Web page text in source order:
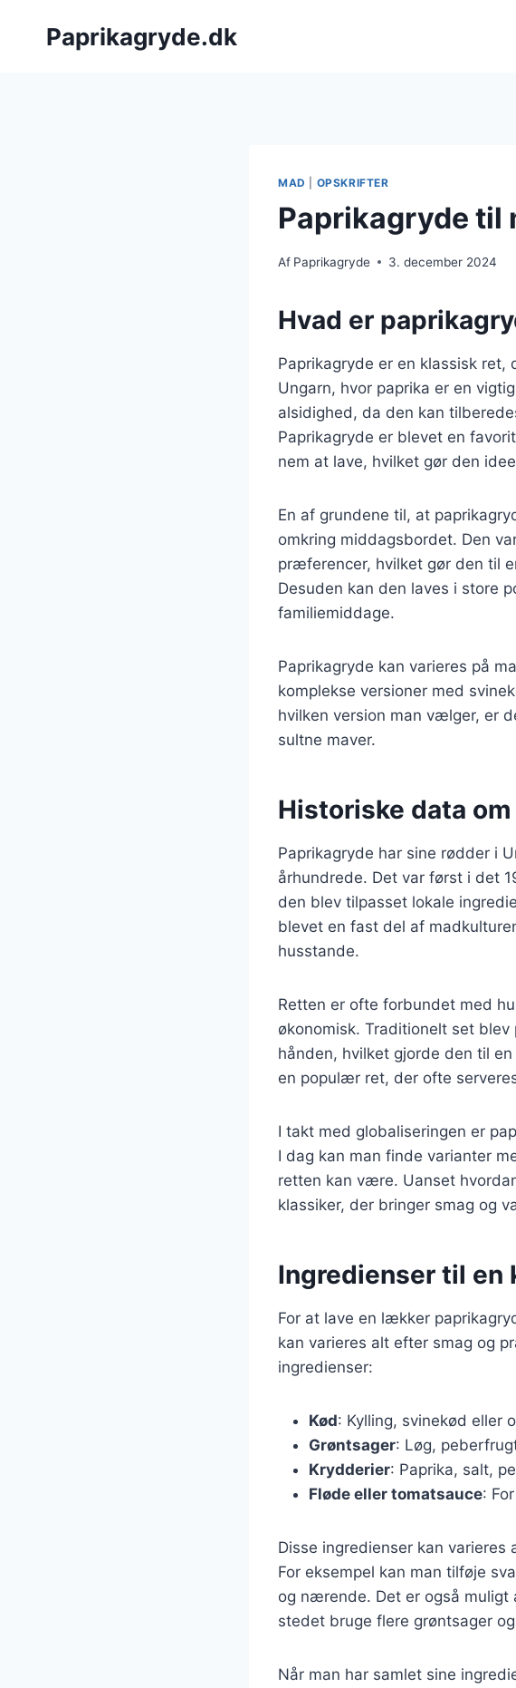
Paprikagryde.dk
MAD OPSKRIFTER
Paprikagryde til
Af Paprikagryde 3. december 2024
Hvad er
Paprikagryde er en klassisk
Ungarn, hvor paprika er en
alsidighed, da den kan
Paprikagryde er blevet en
nem at lave, hvilket gør den
En af grundene til, at
omkring middagsbordet. Den
præferencer, hvilket gør den til
Desuden kan den laves i store
familiemiddage.
Paprikagryde kan varieres på
komplekse versioner med
hvilken version man vælger, er
sultne maver.
Historiske data
Paprikagryde har sine rødder i
århundrede. Det var først i det
den blev tilpasset lokale
blevet en fast del af
husstande.
Retten er ofte forbundet med
økonomisk. Traditionelt set
hånden, hvilket gjorde den til
en populær ret, der ofte
I takt med globaliseringen er
I dag kan man finde varianter
retten kan være. Uanset
klassiker, der bringer smag og
Ingredienser til
For at lave en lækker
kan varieres alt efter smag og
ingredienser:
Kød: Kylling, svinekød eller
Grøntsager: Løg,
Krydderier: Paprika, salt,
Fløde eller tomatsauce:
Disse ingredienser kan
For eksempel kan man tilføje
og nærende. Det er også muligt
stedet bruge flere grøntsager
Når man har samlet sine